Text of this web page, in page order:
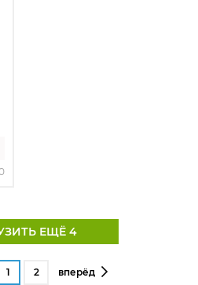
ЕЩЁ 4
1 2 вперёд